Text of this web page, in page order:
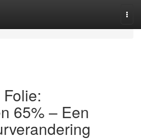
65% – Een